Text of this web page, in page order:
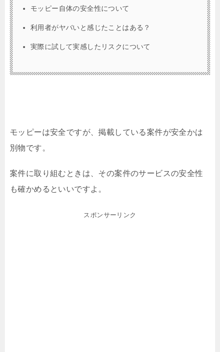
モッピー自体の安全性について
利用者がヤバいと感じたことはある？
実際に試して実感したリスクについて
モッピーは安全ですが、掲載している案件が安全かは
別物です。
案件に取り組むときは、その案件のサービスの安全性
も確かめるといいですよ。
スポンサーリンク